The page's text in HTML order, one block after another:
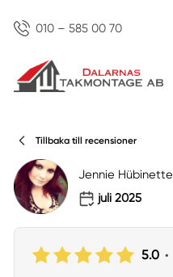
010 – 585 00 70
Tillbaka till recensioner
Jennie Hübinette
juli 2025
5.0 •